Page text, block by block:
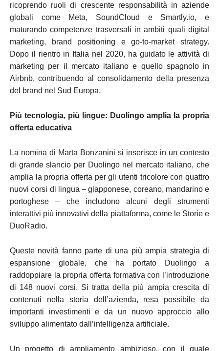
ricoprendo ruoli di crescente responsabilità in aziende
globali come Meta, SoundCloud e Smartly.io, e
maturando competenze trasversali in ambiti quali digital
marketing, brand positioning e go-to-market strategy.
Dopo il rientro in Italia nel 2020, ha guidato le attività di
marketing per il mercato italiano e quello spagnolo in
Airbnb, contribuendo al consolidamento della presenza
del brand nel Sud Europa.
Più tecnologia, più lingue: Duolingo amplia la propria
offerta educativa
La nomina di Marta Bonzanini si inserisce in un contesto
di grande slancio per Duolingo nel mercato italiano, che
amplia la propria offerta per gli utenti tricolore con quattro
nuovi corsi di lingua – giapponese, coreano, mandarino e
portoghese – che includono alcuni degli strumenti
interattivi più innovativi della piattaforma, come le Storie e
DuoRadio.
Queste novità fanno parte di una più ampia strategia di
espansione globale, che ha portato Duolingo a
raddoppiare la propria offerta formativa con l’introduzione
di 148 nuovi corsi. Si tratta della più ampia crescita di
contenuti nella storia dell’azienda, resa possibile da
importanti investimenti e da un nuovo approccio allo
sviluppo alimentato dall’intelligenza artificiale.
Un progetto di ampliamento ambizioso, con il quale